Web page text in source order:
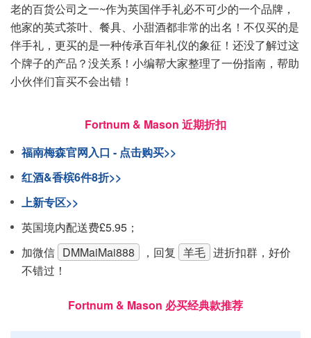
老的百货公司之一~作为英国伴手礼必不可少的一个品牌，
他家的英式茶叶、餐具、小甜酒都非常的出名！不仅买的是
伴手礼，更买的是一种传承百年礼仪的象征！还没了解过这
个牌子的产品？没关系！小编帮大家整理了一份指南，帮助
小伙伴们盲买不会出错！
Fortnum & Mason 近期折扣
福南梅森官网入口 - 点击购买>>
红酒&香槟6件8折>>
上新专区>>
英国境内配送费£5.95；
加微信 DMMaiMai888 ，回复 羊毛 进折扣群，好价
不错过！
Fortnum & Mason 必买经典款推荐